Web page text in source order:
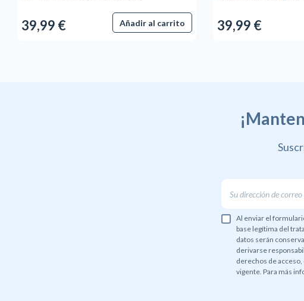
39,99 € Añadir al carrito 39,99 €
Al enviar el
base legítima del
datos serán
derivarse
derechos de
vigente. Para más